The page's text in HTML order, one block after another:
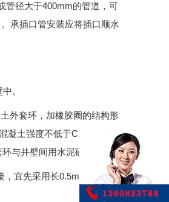
管径大于400mm的管道，可
承插口管安装应将插口顺水
。
外套环，加橡胶圈的结构形
凝土强度不低于C15级，壁厚
与井壁间用水泥砂浆砌筑。
，宜先采用长0.5m的短管上述